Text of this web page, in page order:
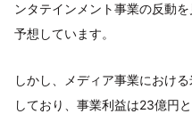
ンタテインメント事業の反動
予想しています。
しかし、メディア事業におけ
しており、事業利益は23億円